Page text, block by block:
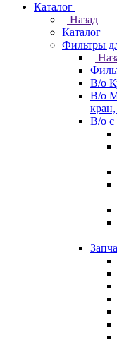
Каталог
Назад
Каталог
Фильтры
В/о
В/о
В/о с